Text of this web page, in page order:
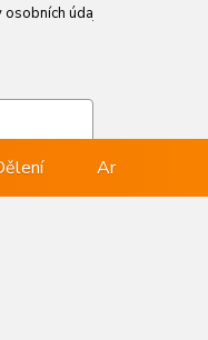
údajů
Armovna